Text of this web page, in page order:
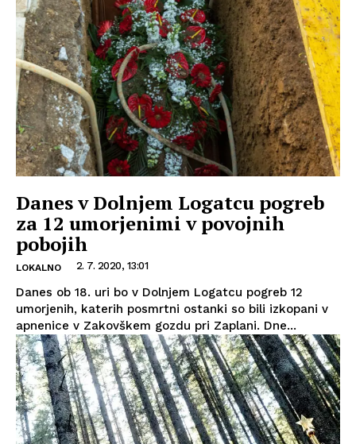
Danes v Dolnjem Logatcu pogreb
za 12 umorjenimi v povojnih
pobojih
LOKALNO 2. 7. 2020, 13:01
Danes ob 18. uri bo v Dolnjem Logatcu pogreb 12
umorjenih, katerih posmrtni ostanki so bili izkopani v
apnenice v Zakovškem gozdu pri Zaplani. Dne...